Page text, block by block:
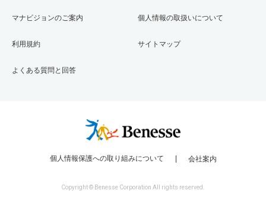
マナビジョンのご案内
利用規約
よくある質問と回答
個人情報の取扱いについて
サイトマップ
個人情報保護への取り組みについて 会社案内
Copyright © Benesse Corporation All rights reserved.